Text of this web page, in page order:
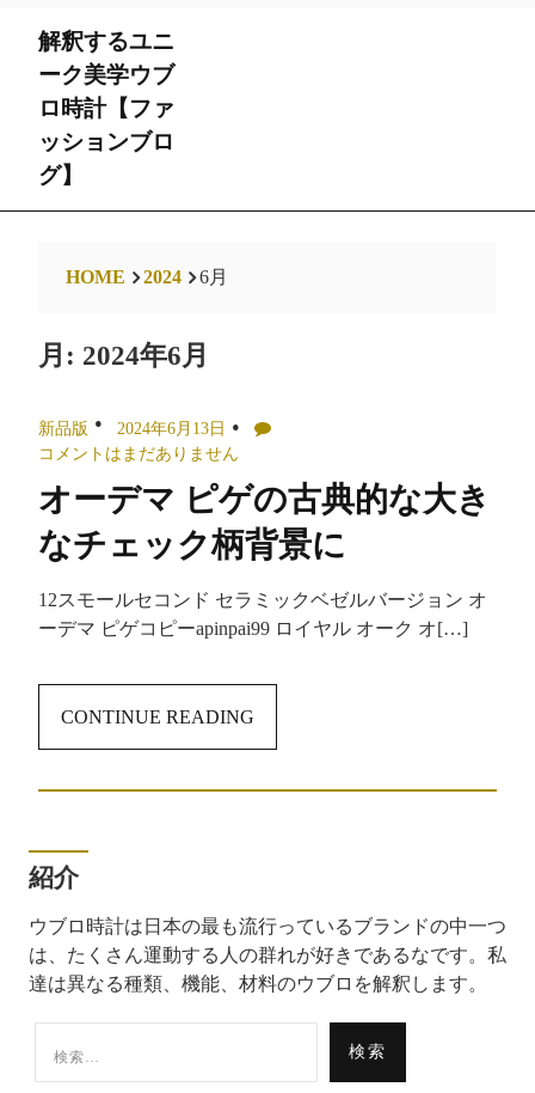
content
解釈するユニ
ーク美学ウブ
ロ時計【ファ
ッションブロ
グ】
HOME 2024 6月
月: 2024年6月
新品版
2024年6月13日
コメントはまだありません
オーデマ ピゲの古典的な大き
なチェック柄背景に
12スモールセコンド セラミックベゼルバージョン オ
ーデマ ピゲコピーapinpai99 ロイヤル オーク オ[…]
CONTINUE READING
紹介
ウブロ時計は日本の最も流行っているブランドの中一つ
は、たくさん運動する人の群れが好きであるなです。私
達は異なる種類、機能、材料のウブロを解釈します。
索: